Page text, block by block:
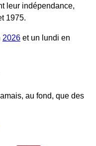
leur indépendance,
1975.
2026 et un lundi en
au fond, que des